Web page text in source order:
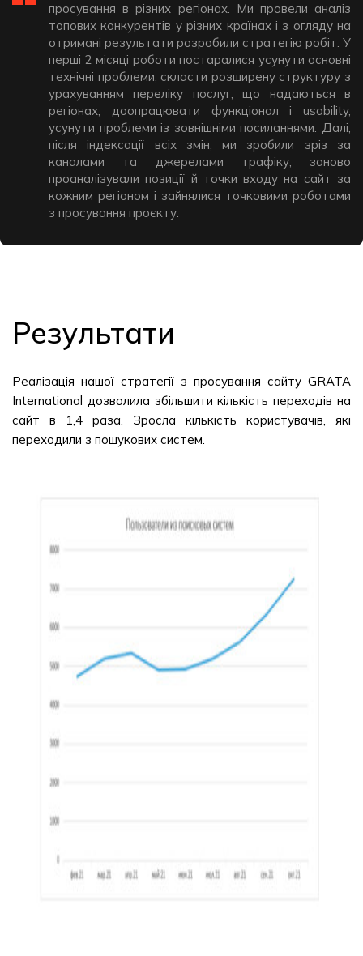
просування в різних регіонах. Ми провели аналіз
топових конкурентів у різних країнах і з огляду на
отримані результати розробили стратегію робіт. У
перші 2 місяці роботи постаралися усунути основні
технічні проблеми, скласти розширену структуру з
урахуванням переліку послуг, що надаються в
регіонах, доопрацювати функціонал і usability,
усунути проблеми із зовнішніми посиланнями. Далі,
після індексації всіх змін, ми зробили зріз за
каналами та джерелами трафіку, заново
проаналізували позиції й точки входу на сайт за
кожним регіоном і зайнялися точковими роботами
з просування проєкту.
Результати
Реалізація нашої стратегії з просування сайту GRATA
International дозволила збільшити кількість переходів на
сайт в 1,4 раза. Зросла кількість користувачів, які
переходили з пошукових систем.